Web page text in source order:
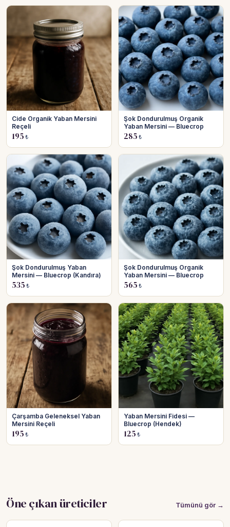
Cide Organik Yaban Mersini
Reçeli
195 ₺
Şok Dondurulmuş Organik
Yaban Mersini — Bluecrop
285 ₺
Şok Dondurulmuş Yaban
Mersini — Bluecrop (Kandıra)
535 ₺
Şok Dondurulmuş Organik
Yaban Mersini — Bluecrop
565 ₺
Çarşamba Geleneksel Yaban
Mersini Reçeli
195 ₺
Yaban Mersini Fidesi —
Bluecrop (Hendek)
125 ₺
Öne çıkan üreticiler Tümünü gör →